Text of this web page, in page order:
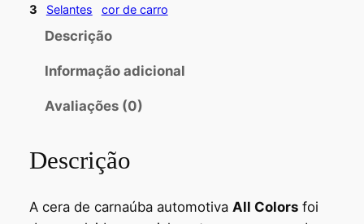
3
Selantes
cor de carro
Descrição
Informação adicional
Avaliações (0)
Descrição
A cera de carnaúba automotiva All Colorsfoi